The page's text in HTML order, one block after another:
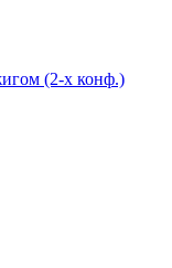
(2-х конф.)